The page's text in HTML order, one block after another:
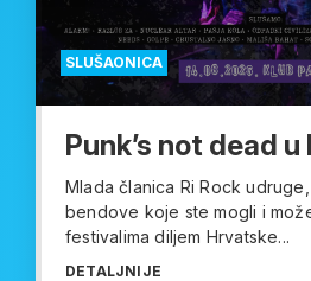
SLUŠAONICA
Punk’s not dead
Mlada članica Ri Rock
bendove koje ste mogli i
festivalima diljem Hrvatske...
DETALJNIJE